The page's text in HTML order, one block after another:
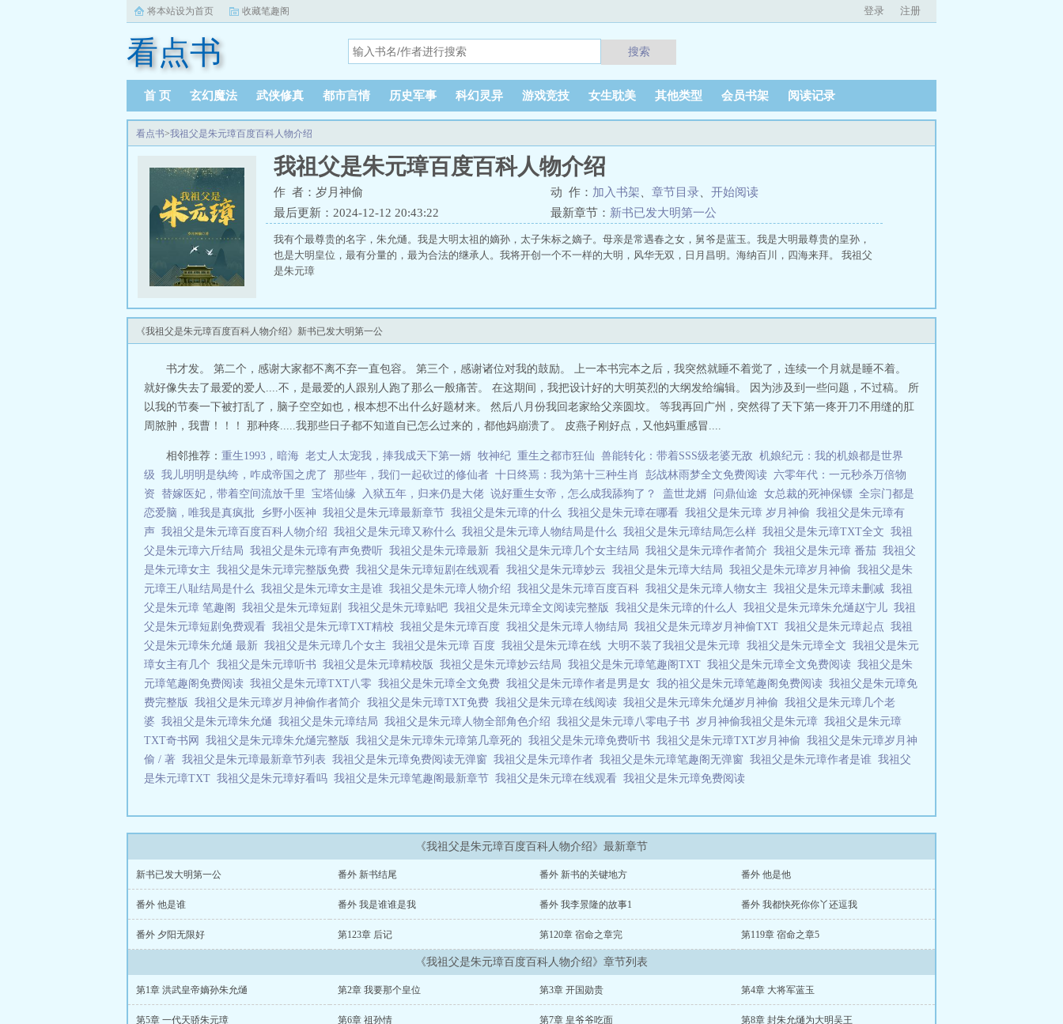
将本站设为首页 收藏笔趣阁 登录 注册
看点书 搜索
首 页 玄幻魔法 武侠修真 都市言情 历史军事 科幻灵异 游戏竞技 女生耽美 其他类型 会员书架 阅读记录
看点书>我祖父是朱元璋百度百科人物介绍
我祖父是朱元璋百度百科人物介绍
作 者：岁月神偷 动 作： 加入书架 章节目录
开始阅读
最后更新：2024-12-12 20:43:22
最新章节： 新书已发大明第一公
我有个最尊贵的名字，朱允熥。我是大明太祖的嫡孙，太子朱标之嫡子。母亲是常遇春之女，舅爷是蓝玉。我是大明最尊贵的皇孙，
也是大明皇位，最有分量的，最为合法的继承人。我将开创一个不一样的大明，风华无双，日月昌明。海纳百川，四海来拜。 我祖父
是朱元璋
《我祖父是朱元璋百度百科人物介绍》新书已发大明第一公
书才发。 第二个，感谢大家都不离不弃一直包容。 第三个，感谢诸位对我的鼓励。 上一本书完本之后，我突然就睡不着觉了，连续一个月就是睡不着。
就好像失去了最爱的爱人....不，是最爱的人跟别人跑了那么一般痛苦。 在这期间，我把设计好的大明英烈的大纲发给编辑。 因为涉及到一些问题，不过稿。 所
以我的节奏一下被打乱了，脑子空空如也，根本想不出什么好题材来。 然后八月份我回老家给父亲圆坟。 等我再回广州，突然得了天下第一疼开刀不用缝的肛
周脓肿，我曹！！！ 那种疼.....我那些日子都不知道自已怎么过来的，都他妈崩溃了。 皮燕子刚好点，又他妈重感冒....
相邻推荐： 重生1993，暗海 老丈人太宠我，捧我成天下第一婿 牧神纪 重生之都市狂仙 兽能转化：带着SSS级老婆无敌 机娘纪元：我的机娘都是世界
级 我儿明明是纨绔，咋成帝国之虎了 那些年，我们一起砍过的修仙者 十日终焉：我为第十三种生肖 彭战林雨梦全文免费阅读 六零年代：一元秒杀万倍物
资
替嫁医妃，带着空间流放千里 宝塔仙缘 入狱五年，归来仍是大佬 说好重生女帝，怎么成我舔狗了？ 盖世龙婿 问鼎仙途 女总裁的死神保镖 全宗门都是
恋爱脑，唯我是真疯批
乡野小医神 我祖父是朱元璋最新章节 我祖父是朱元璋的什么 我祖父是朱元璋在哪看 我祖父是朱元璋 岁月神偷 我祖父是朱元璋有
声 我祖父是朱元璋百度百科人物介绍 我祖父是朱元璋又称什么 我祖父是朱元璋人物结局是什么 我祖父是朱元璋结局怎么样 我祖父是朱元璋TXT全文 我祖
父是朱元璋六斤结局 我祖父是朱元璋有声免费听 我祖父是朱元璋最新 我祖父是朱元璋几个女主结局 我祖父是朱元璋作者简介 我祖父是朱元璋 番茄 我祖父
是朱元璋女主 我祖父是朱元璋完整版免费 我祖父是朱元璋短剧在线观看 我祖父是朱元璋妙云 我祖父是朱元璋大结局 我祖父是朱元璋岁月神偷 我祖父是朱
元璋王八耻结局是什么 我祖父是朱元璋女主是谁 我祖父是朱元璋人物介绍 我祖父是朱元璋百度百科 我祖父是朱元璋人物女主 我祖父是朱元璋未删减 我祖
父是朱元璋 笔趣阁 我祖父是朱元璋短剧 我祖父是朱元璋贴吧 我祖父是朱元璋全文阅读完整版 我祖父是朱元璋的什么人 我祖父是朱元璋朱允熥赵宁儿 我祖
父是朱元璋短剧免费观看 我祖父是朱元璋TXT精校 我祖父是朱元璋百度 我祖父是朱元璋人物结局 我祖父是朱元璋岁月神偷TXT 我祖父是朱元璋起点 我祖
父是朱元璋朱允熥 最新 我祖父是朱元璋几个女主 我祖父是朱元璋 百度 我祖父是朱元璋在线 大明不装了我祖父是朱元璋 我祖父是朱元璋全文 我祖父是朱元
璋女主有几个 我祖父是朱元璋听书 我祖父是朱元璋精校版 我祖父是朱元璋妙云结局 我祖父是朱元璋笔趣阁TXT 我祖父是朱元璋全文免费阅读 我祖父是朱
元璋笔趣阁免费阅读 我祖父是朱元璋TXT八零 我祖父是朱元璋全文免费 我祖父是朱元璋作者是男是女 我的祖父是朱元璋笔趣阁免费阅读 我祖父是朱元璋免
费完整版 我祖父是朱元璋岁月神偷作者简介 我祖父是朱元璋TXT免费 我祖父是朱元璋在线阅读 我祖父是朱元璋朱允熥岁月神偷 我祖父是朱元璋几个老
婆 我祖父是朱元璋朱允熥 我祖父是朱元璋结局 我祖父是朱元璋人物全部角色介绍 我祖父是朱元璋八零电子书 岁月神偷我祖父是朱元璋 我祖父是朱元璋
TXT奇书网 我祖父是朱元璋朱允熥完整版 我祖父是朱元璋朱元璋第几章死的 我祖父是朱元璋免费听书 我祖父是朱元璋TXT岁月神偷 我祖父是朱元璋岁月神
偷 / 著 我祖父是朱元璋最新章节列表 我祖父是朱元璋免费阅读无弹窗 我祖父是朱元璋作者 我祖父是朱元璋笔趣阁无弹窗 我祖父是朱元璋作者是谁 我祖父
是朱元璋TXT 我祖父是朱元璋好看吗 我祖父是朱元璋笔趣阁最新章节 我祖父是朱元璋在线观看 我祖父是朱元璋免费阅读
《我祖父是朱元璋百度百科人物介绍》最新章节
新书已发大明第一公 番外 新书结尾 番外 新书的关键地方 番外 他是他
番外 他是谁 番外 我是谁谁是我 番外 我李景隆的故事1 番外 我都快死你你丫还逗我
番外 夕阳无限好 第123章 后记 第120章 宿命之章完 第119章 宿命之章5
《我祖父是朱元璋百度百科人物介绍》章节列表
第1章 洪武皇帝嫡孙朱允熥 第2章 我要那个皇位 第3章 开国勋贵 第4章 大将军蓝玉
第5章 一代天骄朱元璋 第6章 祖孙情 第7章 皇爷爷吃面 第8章 封朱允熥为大明吴王